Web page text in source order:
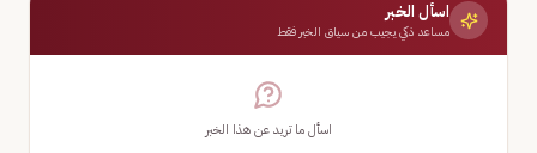
اسأل الخبر
مساعد ذكي يجيب من سياق الخبر فقط
اسأل ما تريد عن هذا الخبر